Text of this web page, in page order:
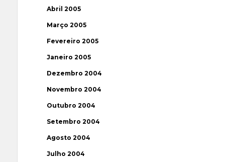
Abril 2005
Março 2005
Fevereiro 2005
Janeiro 2005
Dezembro 2004
Novembro 2004
Outubro 2004
Setembro 2004
Agosto 2004
Julho 2004